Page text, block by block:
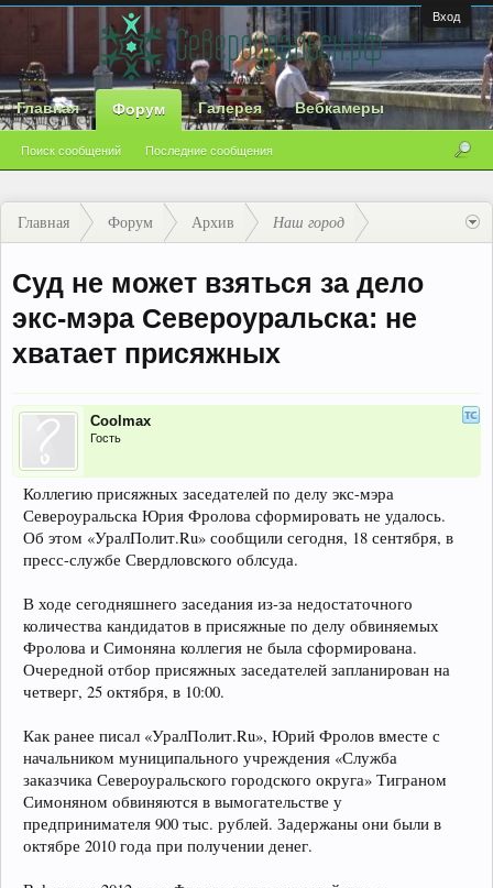
Вход
Главная Форум
Поиск сообщений Последние сообщения
Галерея Вебкамеры
Главная Форум Архив Наш город
Суд не может взяться за дело
экс-мэра Североуральска: не
хватает присяжных
Coolmax
Гость
Коллегию присяжных заседателей по делу экс-мэра
Североуральска Юрия Фролова сформировать не удалось.
Об этом «УралПолит.Ru» сообщили сегодня, 18 сентября, в
пресс-службе Свердловского облсуда.
В ходе сегодняшнего заседания из-за недостаточного
количества кандидатов в присяжные по делу обвиняемых
Фролова и Симоняна коллегия не была сформирована.
Очередной отбор присяжных заседателей запланирован на
четверг, 25 октября, в 10:00.
Как ранее писал «УралПолит.Ru», Юрий Фролов вместе с
начальником муниципального учреждения «Служба
заказчика Североуральского городского округа» Тиграном
Симоняном обвиняются в вымогательстве у
предпринимателя 900 тыс. рублей. Задержаны они были в
октябре 2010 года при получении денег.